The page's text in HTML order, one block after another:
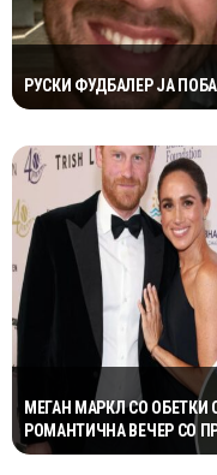
РУСКИ ФУДБАЛЕР ЈА
МЕГАН МАРКЛ СО
РОМАНТИЧНА ВЕЧЕР СО